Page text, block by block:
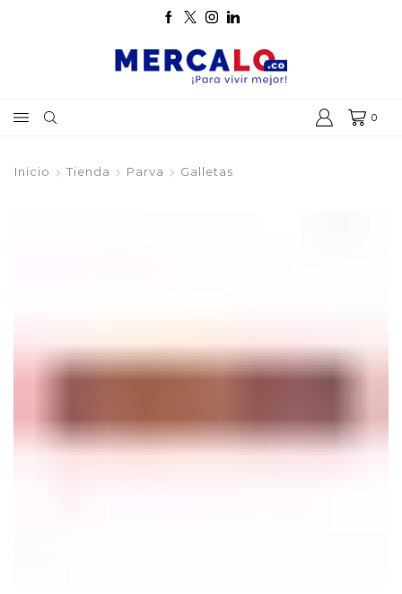
0
Inicio Tienda Parva Galletas